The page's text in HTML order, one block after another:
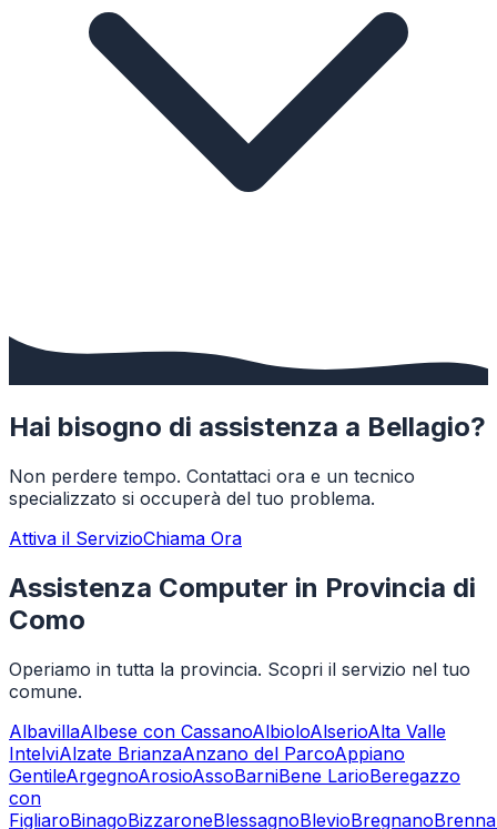
Hai bisogno di assistenza a Bellagio?
Non perdere tempo. Contattaci ora e un tecnico
specializzato si occuperà del tuo problema.
Attiva il ServizioChiama Ora
Assistenza Computer in Provincia di
Como
Operiamo in tutta la provincia. Scopri il servizio nel tuo
comune.
AlbavillaAlbese con CassanoAlbioloAlserioAlta Valle
IntelviAlzate BrianzaAnzano del ParcoAppiano
GentileArgegnoArosioAssoBarniBene LarioBeregazzo
con
FigliaroBinagoBizzaroneBlessagnoBlevioBregnanoBrenna